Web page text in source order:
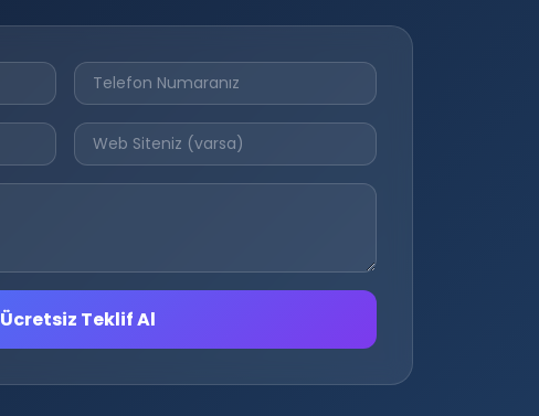
Ücretsiz Teklif Al